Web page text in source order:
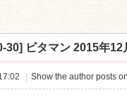
›
30] ビタマン 2015年
Show the author posts